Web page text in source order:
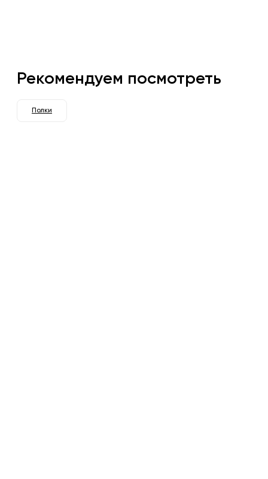
Рекомендуем посмотреть
Полки